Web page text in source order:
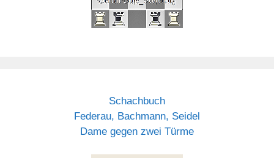
Schachbuch
Federau, Bachmann, Seidel
Dame gegen zwei Türme